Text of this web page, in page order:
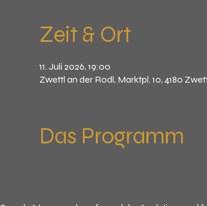
Zeit & Ort
11. Juli 2026, 19:00
Zwettl an der Rodl, Marktpl. 10, 4180
Das Programm